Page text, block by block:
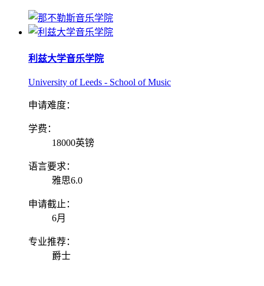
利兹大学音乐学院
University of Leeds - School of Music
申请难度：
学费：
18000英镑
语言要求：
雅思6.0
申请截止：
6月
专业推荐：
爵士